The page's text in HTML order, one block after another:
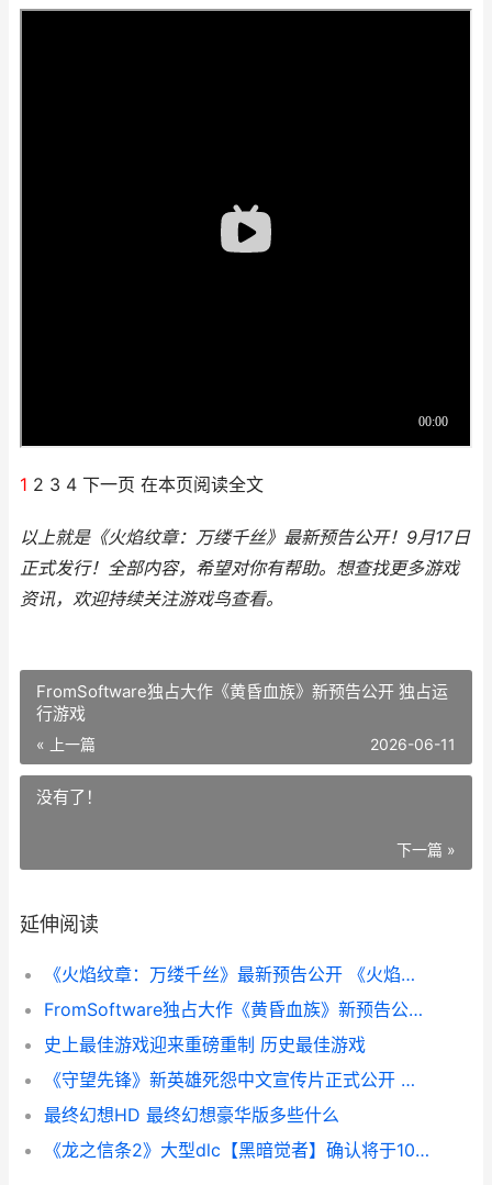
1 2 3 4 下一页 在本页阅读全文
以上就是《火焰纹章：万缕千丝》最新预告公开！9月17日
正式发行！全部内容，希望对你有帮助。 想查找更多游戏
资讯，欢迎持续关注游戏鸟查看。
FromSoftware独占大作《黄昏血族》新预告公开 独占运
行游戏
« 上一篇 2026-06-11
没有了！
下一篇 »
延伸阅读
《火焰纹章：万缕千丝》最新预告公开 《火焰纹章:万缕千丝》
FromSoftware独占大作《黄昏血族》新预告公开 独占运行游戏
史上最佳游戏迎来重磅重制 历史最佳游戏
《守望先锋》新英雄死怨中文宣传片正式公开 守望先锋新手推荐英雄
最终幻想HD 最终幻想豪华版多些什么
《龙之信条2》大型dlc【黑暗觉者】确认将于10月9日上线 龙之信条2被掳走的少年